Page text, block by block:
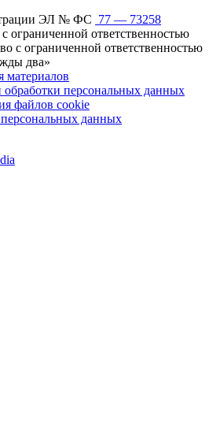
ЭЛ № ФС 77 — 73258
ограниченной ответственностью
с ограниченной ответственностью
два»
материалов
персональных данных
файлов cookie
данных